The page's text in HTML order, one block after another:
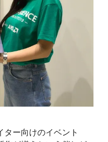
ター向けのイベント